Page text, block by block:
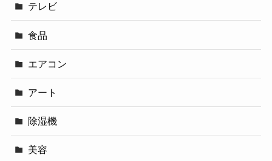
テレビ
食品
エアコン
アート
除湿機
美容